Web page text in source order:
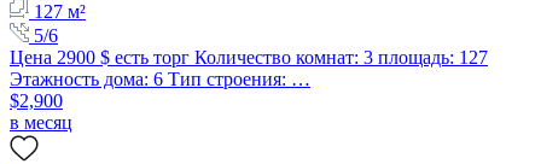
127 м²
5/6
Цена 2900 $ есть торг Количество комнат: 3 площадь: 127
Этажность дома: 6 Тип строения: …
$2,900
в месяц